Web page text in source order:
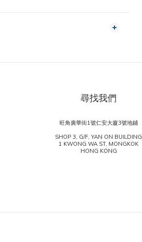
尋找我們
旺角廣華街1號仁安大廈3號地鋪
SHOP 3, G/F, YAN ON BUILDING
1 KWONG WA ST, MONGKOK
HONG KONG